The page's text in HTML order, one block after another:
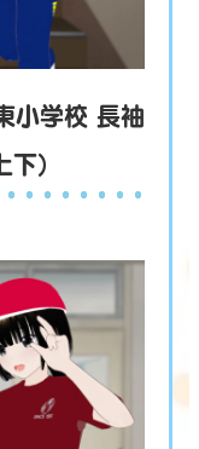
小学校 長袖
）